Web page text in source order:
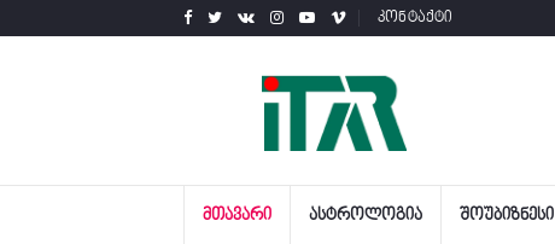
კონტაქტი
ᲛᲗᲐᲕᲐᲠᲘ ᲐᲡᲢᲠᲝᲚᲝᲒᲘᲐ ᲨᲝᲣᲑᲘᲖᲜᲔᲡᲘ